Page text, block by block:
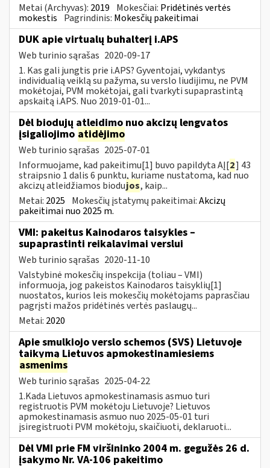
Metai (Archyvas): 2019 Mokesčiai: Pridėtinės vertės
mokestis Pagrindinis: Mokesčių pakeitimai
DUK apie virtualų buhalterį i.APS
Web turinio sąrašas 2020-09-17
1. Kas gali jungtis prie i.APS? Gyventojai, vykdantys
individualią veiklą su pažyma, su verslo liudijimu, ne PVM
mokėtojai, PVM mokėtojai, gali tvarkyti supaprastintą
apskaitą i.APS. Nuo 2019-01-01...
Dėl biodujų atleidimo nuo akcizų lengvatos
įsigaliojimo atidėjimo
Web turinio sąrašas 2025-07-01
Informuojame, kad pakeitimu[1] buvo papildyta AĮ[2] 43
straipsnio 1 dalis 6 punktu, kuriame nustatoma, kad nuo
akcizų atleidžiamos biodujos, kaip...
Metai: 2025 Mokesčių įstatymų pakeitimai:Akcizų
pakeitimai nuo 2025 m.
VMI: pakeitus Kainodaros taisykles –
supaprastinti reikalavimai verslui
Web turinio sąrašas 2020-11-10
Valstybinė mokesčių inspekcija (toliau – VMI)
informuoja, jog pakeistos Kainodaros taisyklių[1]
nuostatos, kurios leis mokesčių mokėtojams paprasčiau
pagrįsti mažos pridėtinės vertės paslaugų...
Metai: 2020
Apie smulkiojo verslo schemos (SVS) Lietuvoje
taikymą Lietuvos apmokestinamiesiems
asmenims
Web turinio sąrašas 2025-04-22
1.Kada Lietuvos apmokestinamasis asmuo turi
registruotis PVM mokėtoju Lietuvoje? Lietuvos
apmokestinamasis asmuo nuo 2025-05-01 turi
įsiregistruoti PVM mokėtoju, skaičiuoti, deklaruoti...
Dėl VMI prie FM viršininko 2004 m. gegužės 26 d.
įsakymo Nr. VA-106 pakeitimo